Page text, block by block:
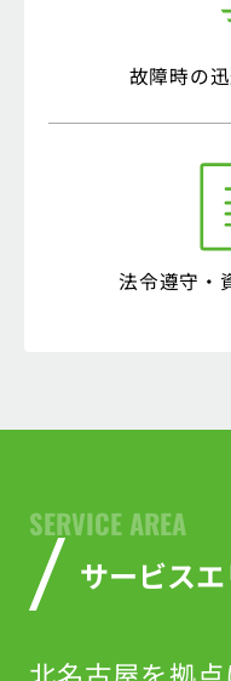
故障時の
法令遵守・
サービス
SERVICE AREA